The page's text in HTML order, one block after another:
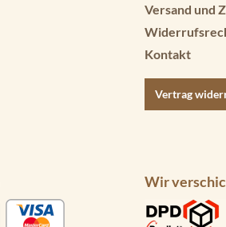
Versand und
Kontakt
Vertrag
Wir